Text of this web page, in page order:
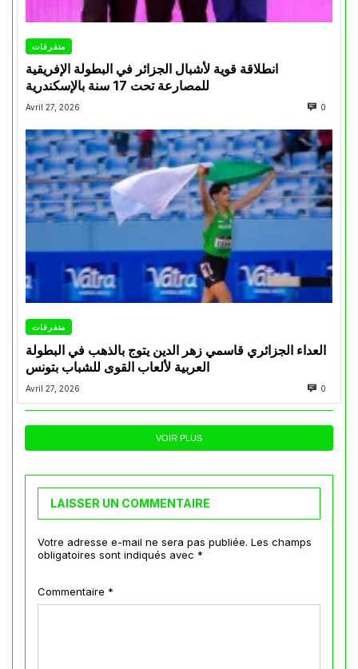
متفرقات
انطلاقة قوية لأشبال الجزائر في البطولة الإفريقية
للمصارعة تحت 17 سنة بالإسكندرية
Avril 27, 2026 0
متفرقات
العداء الجزائري قاسمي زهر الدين يتوج بالذهب في البطولة
العربية لألعاب القوى للشباب بتونس
Avril 27, 2026 0
VOIR PLUS
LAISSER UN COMMENTAIRE
Votre adresse e-mail ne sera pas publiée. Les champs
obligatoires sont indiqués avec *
Commentaire *